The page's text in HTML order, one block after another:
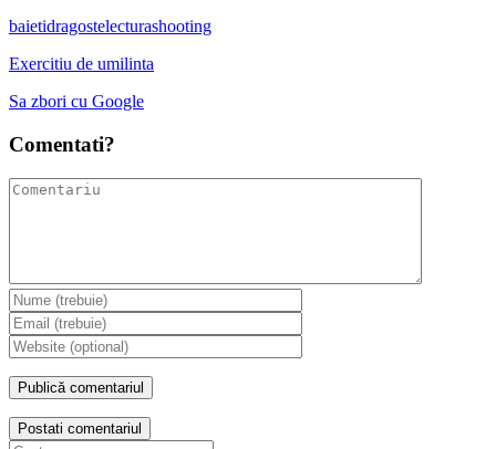
baietidragostelecturashooting
Exercitiu de umilinta
Sa zbori cu Google
Comentati?
Postati comentariul